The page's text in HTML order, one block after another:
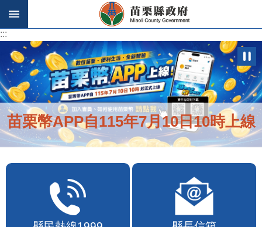
跳到主要內容區塊
:::
苗栗幣APP自115年7月10日10時上線